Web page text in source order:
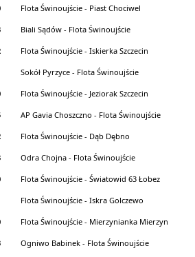
Flota Świnoujście - Piast Chociwel
Biali Sądów - Flota Świnoujście
Flota Świnoujście - Iskierka Szczecin
Sokół Pyrzyce - Flota Świnoujście
Flota Świnoujście - Jeziorak Szczecin
AP Gavia Choszczno - Flota Świnoujście
Flota Świnoujście - Dąb Dębno
Odra Chojna - Flota Świnoujście
Flota Świnoujście - Światowid 63 Łobez
Flota Świnoujście - Iskra Golczewo
Flota Świnoujście - Mierzynianka Mierzyn
Ogniwo Babinek - Flota Świnoujście